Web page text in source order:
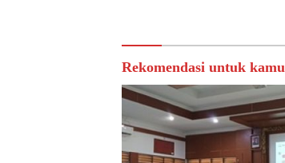
Rekomendasi untuk kamu